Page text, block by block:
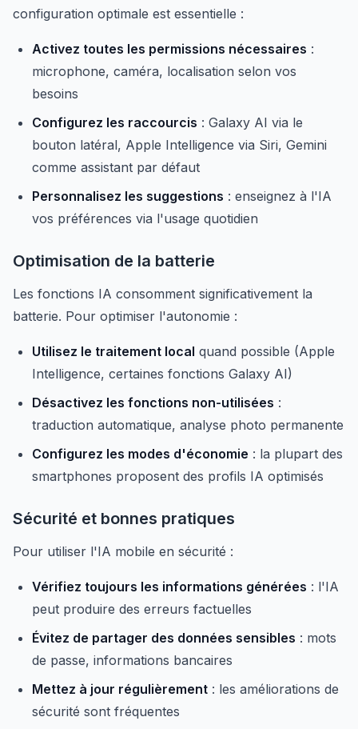
configuration optimale est essentielle :
Activez toutes les permissions nécessaires :
microphone, caméra, localisation selon vos
besoins
Configurez les raccourcis : Galaxy AI via le
bouton latéral, Apple Intelligence via Siri, Gemini
comme assistant par défaut
Personnalisez les suggestions : enseignez à l'IA
vos préférences via l'usage quotidien
Optimisation de la batterie
Les fonctions IA consomment significativement la
batterie. Pour optimiser l'autonomie :
Utilisez le traitement local quand possible (Apple
Intelligence, certaines fonctions Galaxy AI)
Désactivez les fonctions non-utilisées :
traduction automatique, analyse photo permanente
Configurez les modes d'économie : la plupart des
smartphones proposent des profils IA optimisés
Sécurité et bonnes pratiques
Pour utiliser l'IA mobile en sécurité :
Vérifiez toujours les informations générées : l'IA
peut produire des erreurs factuelles
Évitez de partager des données sensibles : mots
de passe, informations bancaires
Mettez à jour régulièrement : les améliorations de
sécurité sont fréquentes